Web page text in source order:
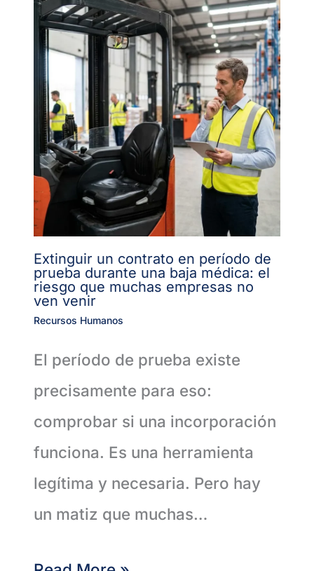
Extinguir un contrato en período de
prueba durante una baja médica: el
riesgo que muchas empresas no
ven venir
Recursos Humanos
El período de prueba existe
precisamente para eso:
comprobar si una incorporación
funciona. Es una herramienta
legítima y necesaria. Pero hay
un matiz que muchas…